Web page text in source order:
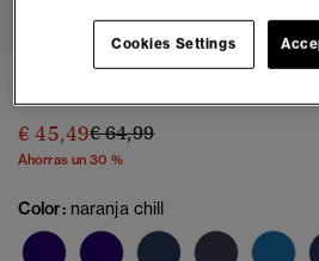
€ 45,49Precio rebajado de
€ 64,99a
Ahorras un 30 %
Color: naranja chill
Cookies Settings